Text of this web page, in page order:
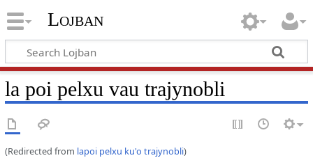
Lojban
la poi pelxu vau trajynobli
(Redirected from lapoi pelxu ku'o trajynobli)